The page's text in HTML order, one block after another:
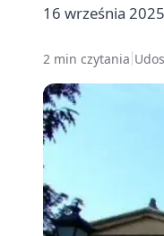
16 września 2025
2 min czytania